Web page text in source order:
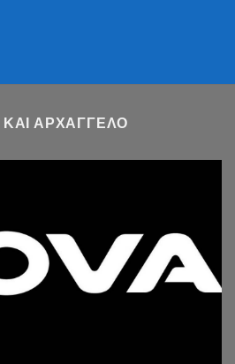
ΑΡΧΆΓΓΕΛΟ